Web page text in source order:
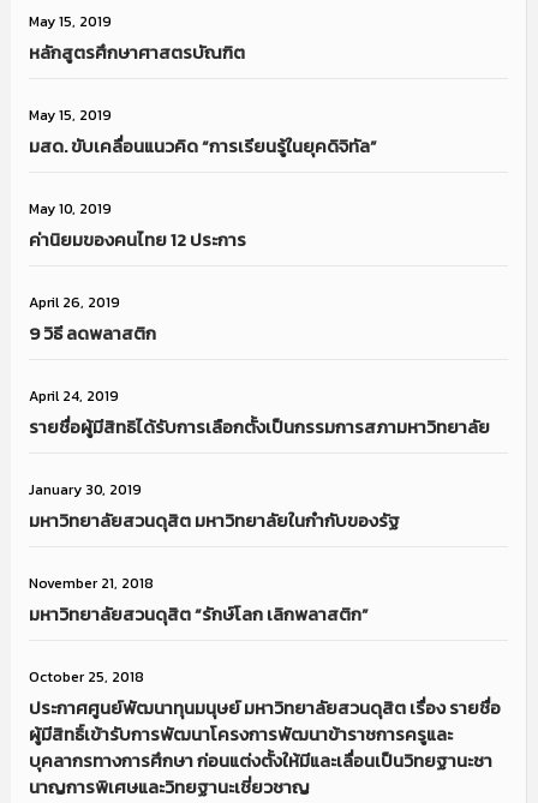
May 15, 2019
หลักสูตรศึกษาศาสตรบัณฑิต
May 15, 2019
มสด. ขับเคลื่อนแนวคิด “การเรียนรู้ในยุคดิจิทัล”
May 10, 2019
ค่านิยมของคนไทย 12 ประการ
April 26, 2019
9 วิธี ลดพลาสติก
April 24, 2019
รายชื่อผู้มีสิทธิได้รับการเลือกตั้งเป็นกรรมการสภามหาวิทยาลัย
January 30, 2019
มหาวิทยาลัยสวนดุสิต มหาวิทยาลัยในกำกับของรัฐ
November 21, 2018
มหาวิทยาลัยสวนดุสิต “รักษ์โลก เลิกพลาสติก”
October 25, 2018
ประกาศศูนย์พัฒนาทุนมนุษย์ มหาวิทยาลัยสวนดุสิต เรื่อง รายชื่อ
ผู้มีสิทธิ์เข้ารับการพัฒนาโครงการพัฒนาข้าราชการครูและ
บุคลากรทางการศึกษา ก่อนแต่งตั้งให้มีและเลื่อนเป็นวิทยฐานะชา
นาญการพิเศษและวิทยฐานะเชี่ยวชาญ